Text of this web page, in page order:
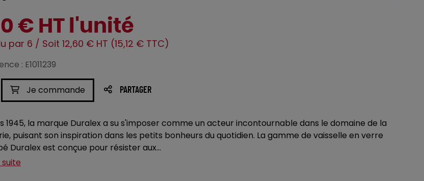
€ HT l'unité
par 6 / Soit 12,60 € HT (15,12 € TTC)
: E1011239
Je commande PARTAGER
1945, la marque Duralex a su s'imposer comme un acteur incontournable dans le domaine de la
puisant son inspiration dans les petits bonheurs du quotidien. La gamme de vaisselle en verre
Duralex est conçue pour résister aux...
suite